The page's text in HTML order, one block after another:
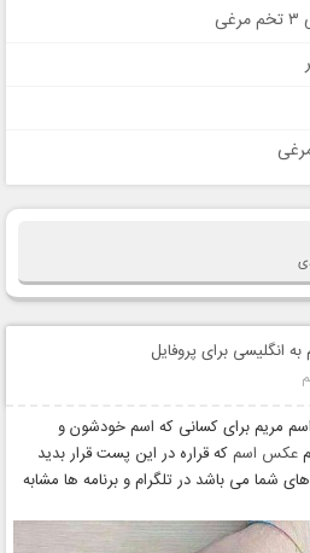
برای پروفایل
مریم برای کسانی که اسم خودشون و
عکس اسم که قراره در این پست قرار بدید
شما می باشد در تلگرام و برنامه ها مشابه